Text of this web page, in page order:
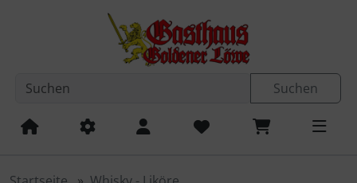
Sprungnavigation
Springe zum Inhalt
Suchen